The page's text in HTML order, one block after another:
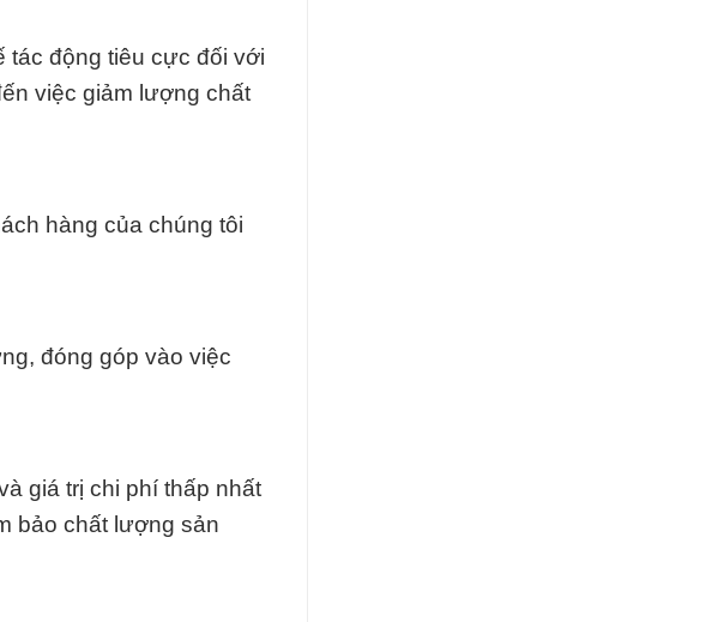
tác động tiêu cực đối với
việc giảm lượng chất
hàng của chúng tôi
đóng góp vào việc
giá trị chi phí thấp nhất
bảo chất lượng sản